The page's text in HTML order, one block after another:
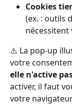
Cookies
(ex. : outils
⚠️ La pop-up
votre
elle n'active
activer, il faut
votre